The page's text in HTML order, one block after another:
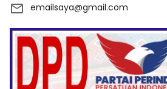
emailsaya@gmail.com